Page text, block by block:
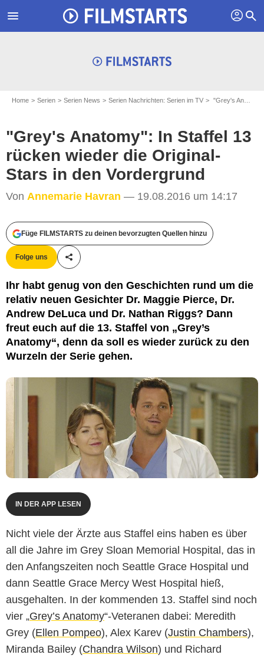
menu profil search
Home Serien Serien News Serien Nachrichten: Serien im TV "Grey's Anatomy": In Staffel 13 rücken wieder die Original-Stars in den Vordergrund
"Grey's Anatomy": In Staffel 13
rücken wieder die Original-
Stars in den Vordergrund
Von Annemarie Havran — 19.08.2016 um 14:17
Füge FILMSTARTS zu deinen bevorzugten Quellen hinzu
Folge uns
Teile diesen Artikel
Ihr habt genug von den Geschichten rund um die
relativ neuen Gesichter Dr. Maggie Pierce, Dr.
Andrew DeLuca und Dr. Nathan Riggs? Dann
freut euch auf die 13. Staffel von „Grey’s
Anatomy“, denn da soll es wieder zurück zu den
Wurzeln der Serie gehen.
ABC
IN DER APP LESEN
Nicht viele der Ärzte aus Staffel eins haben es über
all die Jahre im Grey Sloan Memorial Hospital, das in
den Anfangszeiten noch Seattle Grace Hospital und
dann Seattle Grace Mercy West Hospital hieß,
ausgehalten. In der kommenden 13. Staffel sind noch
vier „Grey’s Anatomy“-Veteranen dabei: Meredith
Grey (Ellen Pompeo), Alex Karev (Justin Chambers),
Miranda Bailey (Chandra Wilson) und Richard